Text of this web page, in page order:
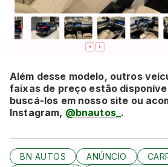
Além desse modelo, outros
faixas de preço estão
buscá-los em nosso site ou
Instagram, @bnautos_ .
BN AUTOS ANÚNCIO